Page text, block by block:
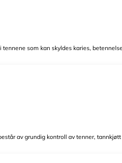
tennene som kan skyldes karies,
av grundig kontroll av tenner,